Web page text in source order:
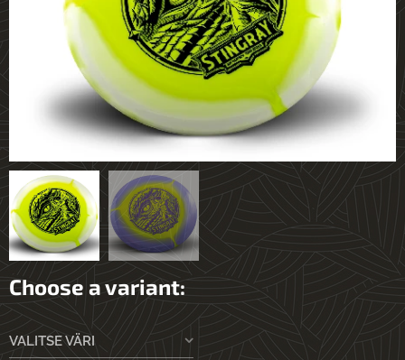
Choose a variant:
VALITSE VÄRI